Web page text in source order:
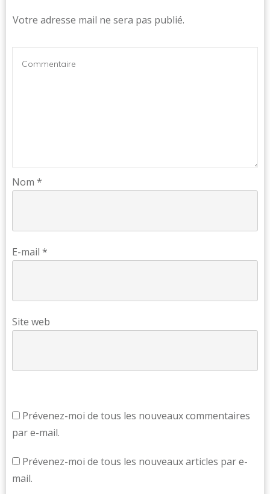
Votre adresse mail ne sera pas publié.
Nom *
E-mail *
Site web
Prévenez-moi de tous les nouveaux commentaires
par e-mail.
Prévenez-moi de tous les nouveaux articles par e-
mail.